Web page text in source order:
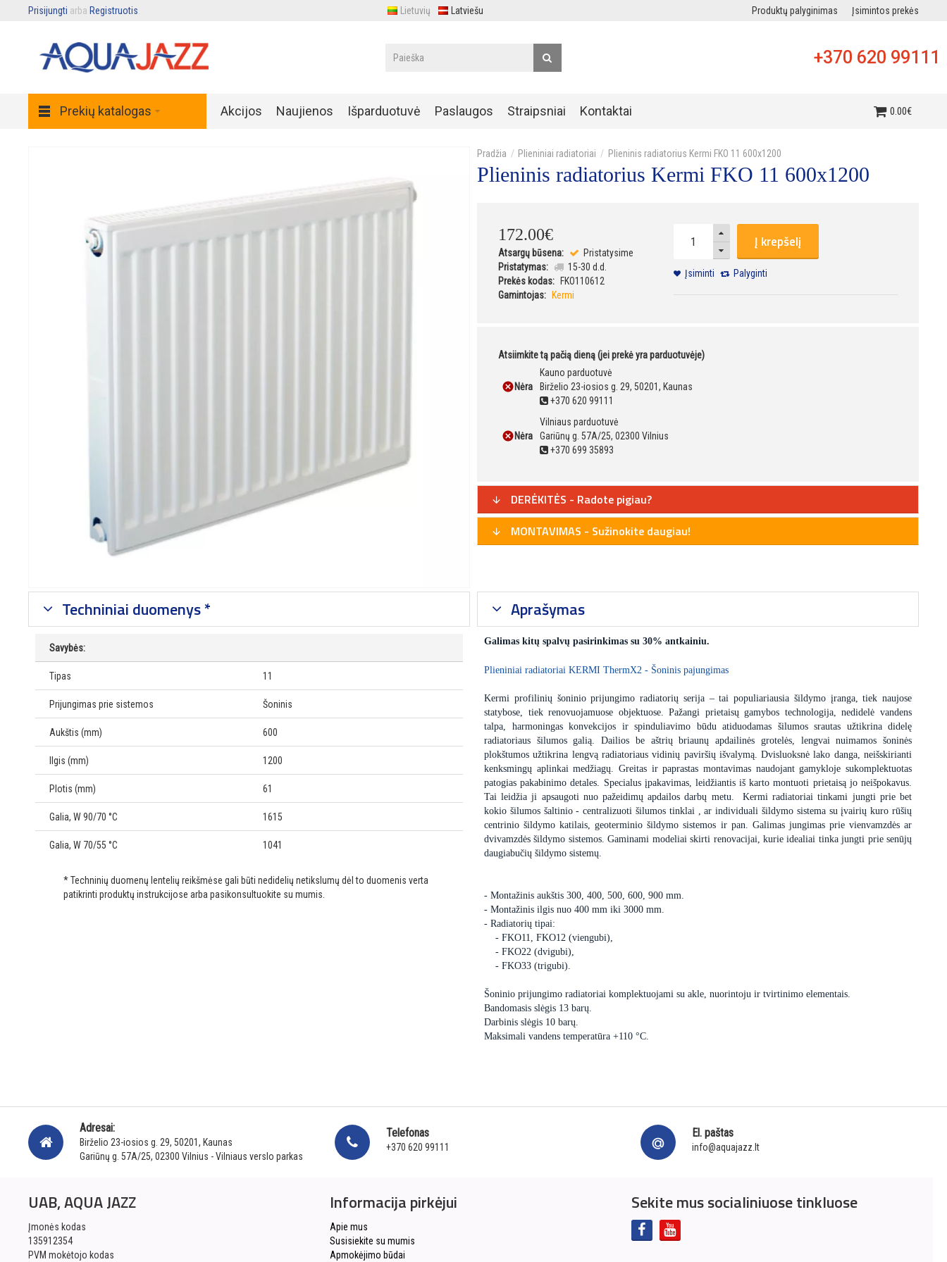
Prisijungti arba Registruotis Lietuvių Latviešu Produktų palyginimas Įsimintos prekės
+370 620 99111
Prekių katalogas Akcijos Naujienos Išparduotuvė Paslaugos Straipsniai Kontaktai 0.00€
Plieniniai radiatoriai Plieninis radiatorius Kermi FKO 11 600x1200
Plieninis radiatorius Kermi FKO 11 600x1200
172.00€
Atsargų būsena:
Pristatysime
Pristatymas:
15-30 d.d.
Prekės kodas:
FKO110612
Gamintojas:
Kermi
Į krepšelį
Įsiminti Palyginti
Atsiimkite tą pačią dieną (jei prekė yra parduotuvėje)
Nėra
Kauno parduotuvė
Birželio 23-iosios g. 29, 50201, Kaunas
+370 620 99111
Nėra
Vilniaus parduotuvė
Gariūnų g. 57A/25, 02300 Vilnius
+370 699 35893
DERĖKITĖS - Radote pigiau?
MONTAVIMAS - Sužinokite daugiau!
Techniniai duomenys *
Savybės:
Tipas 11
Prijungimas prie sistemos Šoninis
Aukštis (mm) 600
Ilgis (mm) 1200
Plotis (mm) 61
Galia, W 90/70 °C 1615
Galia, W 70/55 °C 1041
* Techninių duomenų lentelių reikšmėse gali būti nedidelių netikslumų dėl to duomenis verta
patikrinti produktų instrukcijose arba pasikonsultuokite su mumis.
Aprašymas
Galimas kitų spalvų pasirinkimas su 30% antkainiu.
Plieniniai radiatoriai KERMI ThermX2 - Šoninis pajungimas
Kermi profilinių šoninio prijungimo radiatorių serija – tai populiariausia šildymo įranga, tiek naujose
statybose, tiek renovuojamuose objektuose. Pažangi prietaisų gamybos technologija, nedidelė vandens
talpa, harmoningas konvekcijos ir spinduliavimo būdu atiduodamas šilumos srautas užtikrina didelę
radiatoriaus šilumos galią. Dailios be aštrių briaunų apdailinės grotelės, lengvai nuimamos šoninės
plokštumos užtikrina lengvą radiatoriaus vidinių paviršių išvalymą. Dvisluoksnė lako danga, neišskirianti
kenksmingų aplinkai medžiagų. Greitas ir paprastas montavimas naudojant gamykloje sukomplektuotas
patogias pakabinimo detales. Specialus įpakavimas, leidžiantis iš karto montuoti prietaisą jo neišpokavus.
Tai leidžia ji apsaugoti nuo pažeidimų apdailos darbų metu. Kermi radiatoriai tinkami jungti prie bet
kokio šilumos šaltinio - centralizuoti šilumos tinklai , ar individuali šildymo sistema su įvairių kuro rūšių
centrinio šildymo katilais, geoterminio šildymo sistemos ir pan. Galimas jungimas prie vienvamzdės ar
dvivamzdės šildymo sistemos. Gaminami modeliai skirti renovacijai, kurie idealiai tinka jungti prie senūjų
daugiabučių šildymo sistemų.
- Montažinis aukštis 300, 400, 500, 600, 900 mm.
- Montažinis ilgis nuo 400 mm iki 3000 mm.
- Radiatorių tipai:
- FKO11, FKO12 (viengubi),
- FKO22 (dvigubi),
- FKO33 (trigubi).
Šoninio prijungimo radiatoriai komplektuojami su akle, nuorintoju ir tvirtinimo elementais.
Bandomasis slėgis 13 barų.
Darbinis slėgis 10 barų.
Maksimali vandens temperatūra +110 °C.
Adresai:
Birželio 23-iosios g. 29, 50201, Kaunas
Gariūnų g. 57A/25, 02300 Vilnius - Vilniaus verslo parkas
Telefonas
+370 620 99111
El. paštas
info@aquajazz.lt
UAB, AQUA JAZZ
Įmonės kodas
135912354
PVM mokėtojo kodas
Informacija pirkėjui
Apie mus
Susisiekite su mumis
Apmokėjimo būdai
Sekite mus socialiniuose tinkluose